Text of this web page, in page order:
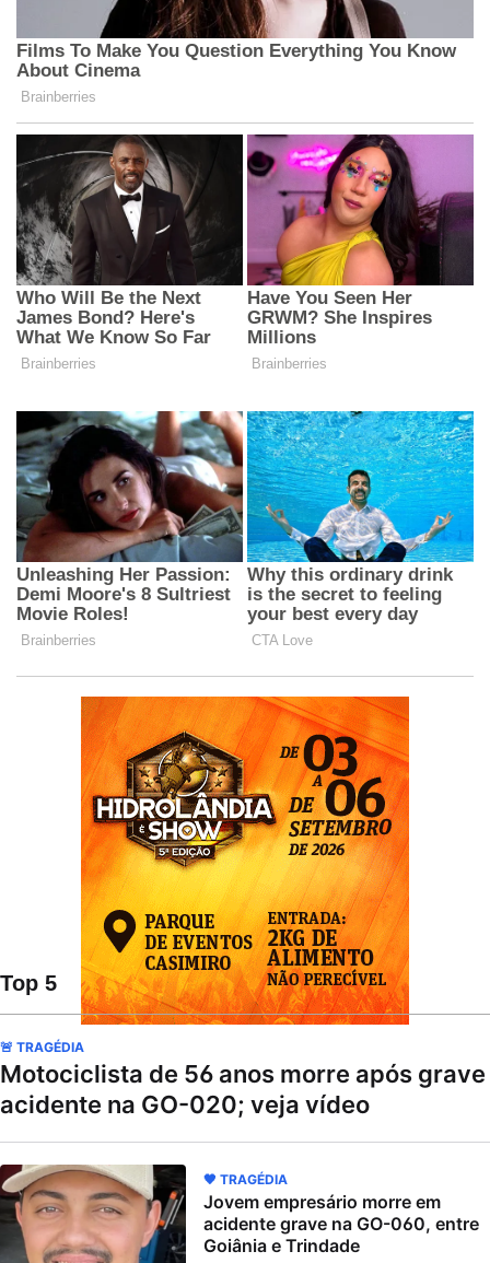
Top 5
🚨 TRAGÉDIA
Motociclista de 56 anos morre após grave
acidente na GO-020; veja vídeo
🖤 TRAGÉDIA
Jovem empresário morre em
acidente grave na GO-060, entre
Goiânia e Trindade